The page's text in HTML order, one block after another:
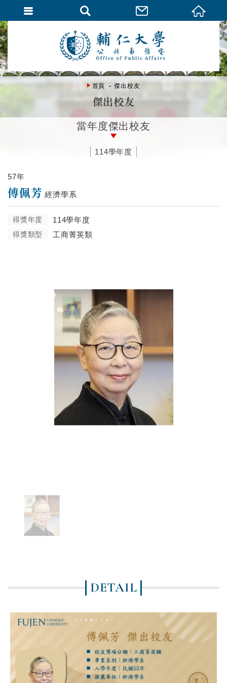
首頁 傑出校友
傑出校友
當年度傑出校友
114學年度
57年
傅佩芳 經濟學系
得獎年度 114學年度
得獎類型 工商菁英類
DETAIL